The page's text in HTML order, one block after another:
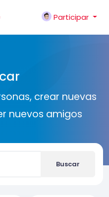
Participar
crear nuevas
nuevos amigos
Buscar